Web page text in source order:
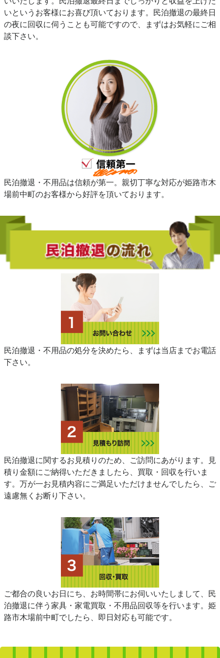
いというお客様にお喜び頂いております。民泊撤退の最終日
の夜に回収に伺うことも可能ですので、まずはお気軽にご相
談下さい。
民泊撤退・不用品は信頼が第一。親切丁寧な対応が姫路市木
場前中町のお客様から好評を頂いております。
民泊撤退・不用品の処分を決めたら、まずは当店までお電話
下さい。
民泊撤退に関するお見積りのため、ご訪問にあがります。見
積り金額にご納得いただきましたら、買取・回収を行いま
す。万が一お見積内容にご満足いただけませんでしたら、ご
遠慮無くお断り下さい。
ご都合の良いお日にち、お時間帯にお伺いいたしまして、民
泊撤退に伴う家具・家電買取・不用品回収等を行います。姫
路市木場前中町でしたら、即日対応も可能です。